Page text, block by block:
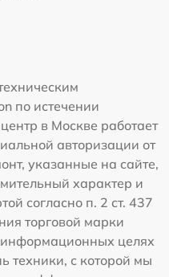
по истечении
в Москве работает
авторизации от
указанные на сайте,
характер и
согласно п. 2 ст. 437
торговой марки
информационных целях
техники, с которой мы